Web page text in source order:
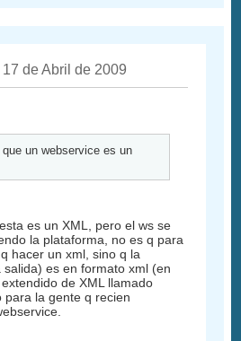
de Abril de 2009
un webservice es un
es un XML, pero el ws se
la plataforma, no es q para
hacer un xml, sino q la
es en formato xml (en
de XML llamado
para la gente q recien